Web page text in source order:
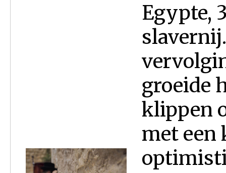
Egypte,
groeide
klippen
met een